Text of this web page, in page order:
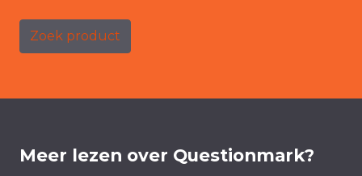
Zoek product
Meer lezen over Questionmark?